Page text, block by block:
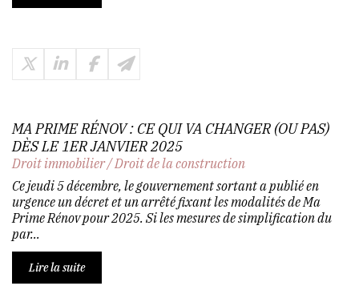
MA PRIME RÉNOV : CE QUI VA CHANGER (OU PAS)
DÈS LE 1ER JANVIER 2025
Droit immobilier/Droit de la construction
Ce jeudi 5 décembre, le gouvernement sortant a publié en
urgence un décret et un arrêté fixant les modalités de Ma
Prime Rénov pour 2025. Si les mesures de simplification du
par...
Lire la suite